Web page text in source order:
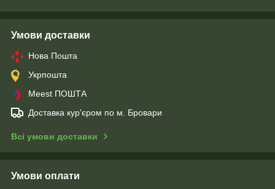
Умови доставки
Нова Пошта
Укрпошта
Meest ПОШТА
Доставка кур'єром по м. Бровари
Всі умови доставки
Умови оплати